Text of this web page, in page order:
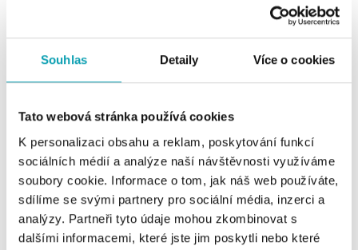
Souhlas Detaily Více o cookies
Tato webová stránka používá cookies
K personalizaci obsahu a reklam, poskytování funkcí
sociálních médií a analýze naší návštěvnosti využíváme
soubory cookie. Informace o tom, jak náš web používáte,
sdílíme se svými partnery pro sociální média, inzerci a
analýzy. Partneři tyto údaje mohou zkombinovat s
dalšími informacemi, které jste jim poskytli nebo které
Všetky Česko Slovensko
HALADA OC Eurovea, Bratislava
Pribinova 8, 811 09 Bratislava
tel.: +421 910 284 071